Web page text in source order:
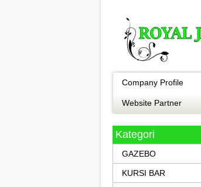
Company Profile
Website Partner
Kategori
GAZEBO
KURSI BAR